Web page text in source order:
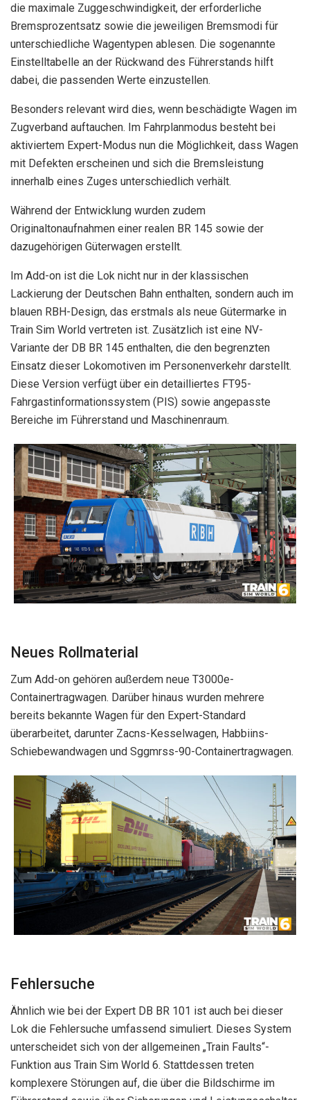
die maximale Zuggeschwindigkeit, der erforderliche
Bremsprozentsatz sowie die jeweiligen Bremsmodi für
unterschiedliche Wagentypen ablesen. Die sogenannte
Einstelltabelle an der Rückwand des Führerstands hilft
dabei, die passenden Werte einzustellen.
Besonders relevant wird dies, wenn beschädigte Wagen im
Zugverband auftauchen. Im Fahrplanmodus besteht bei
aktiviertem Expert-Modus nun die Möglichkeit, dass Wagen
mit Defekten erscheinen und sich die Bremsleistung
innerhalb eines Zuges unterschiedlich verhält.
Während der Entwicklung wurden zudem
Originaltonaufnahmen einer realen BR 145 sowie der
dazugehörigen Güterwagen erstellt.
Im Add-on ist die Lok nicht nur in der klassischen
Lackierung der Deutschen Bahn enthalten, sondern auch im
blauen RBH-Design, das erstmals als neue Gütermarke in
Train Sim World vertreten ist. Zusätzlich ist eine NV-
Variante der DB BR 145 enthalten, die den begrenzten
Einsatz dieser Lokomotiven im Personenverkehr darstellt.
Diese Version verfügt über ein detailliertes FT95-
Fahrgastinformationssystem (PIS) sowie angepasste
Bereiche im Führerstand und Maschinenraum.
Neues Rollmaterial
Zum Add-on gehören außerdem neue T3000e-
Containertragwagen. Darüber hinaus wurden mehrere
bereits bekannte Wagen für den Expert-Standard
überarbeitet, darunter Zacns-Kesselwagen, Habbiins-
Schiebewandwagen und Sggmrss-90-Containertragwagen.
Fehlersuche
Ähnlich wie bei der Expert DB BR 101 ist auch bei dieser
Lok die Fehlersuche umfassend simuliert. Dieses System
unterscheidet sich von der allgemeinen „Train Faults“-
Funktion aus Train Sim World 6. Stattdessen treten
komplexere Störungen auf, die über die Bildschirme im